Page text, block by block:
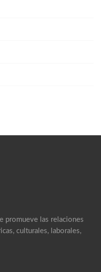
promueve las relaciones
culturales, laborales,